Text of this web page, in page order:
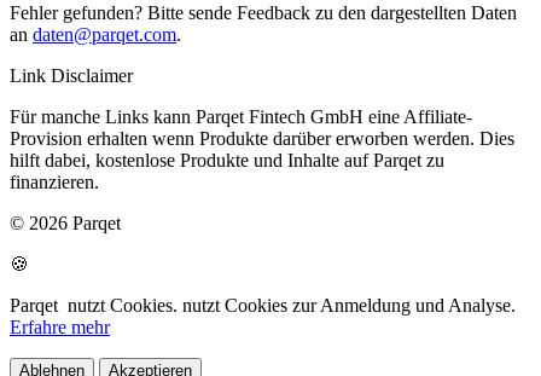
Fehler gefunden? Bitte sende Feedback zu den dargestellten Daten
an daten@parqet.com.
Link Disclaimer
Für manche Links kann Parqet Fintech GmbH eine Affiliate-
Provision erhalten wenn Produkte darüber erworben werden. Dies
hilft dabei, kostenlose Produkte und Inhalte auf Parqet zu
finanzieren.
© 2026 Parqet
🍪
Parqet nutzt Cookies. nutzt Cookies zur Anmeldung und Analyse.
Erfahre mehr
Ablehnen Akzeptieren